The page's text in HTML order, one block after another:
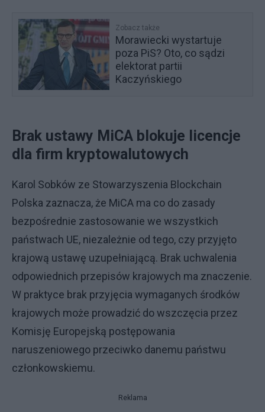
Zobacz także
Morawiecki wystartuje
poza PiS? Oto, co sądzi
elektorat partii
Kaczyńskiego
Brak ustawy MiCA blokuje licencje
dla firm kryptowalutowych
Karol Sobków ze Stowarzyszenia Blockchain
Polska zaznacza, że MiCA ma co do zasady
bezpośrednie zastosowanie we wszystkich
państwach UE, niezależnie od tego, czy przyjęto
krajową ustawę uzupełniającą. Brak uchwalenia
odpowiednich przepisów krajowych ma znaczenie.
W praktyce brak przyjęcia wymaganych środków
krajowych może prowadzić do wszczęcia przez
Komisję Europejską postępowania
naruszeniowego przeciwko danemu państwu
członkowskiemu.
Reklama